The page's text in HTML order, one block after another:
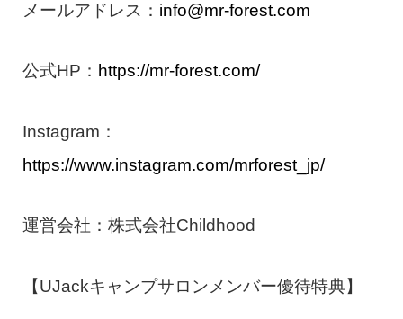
メールアドレス： info@mr-forest.com
公式HP： https://mr-forest.com/
Instagram：
https://www.instagram.com/mrforest_jp/
運営会社：株式会社Childhood
【UJackキャンプサロンメンバー優待特典】